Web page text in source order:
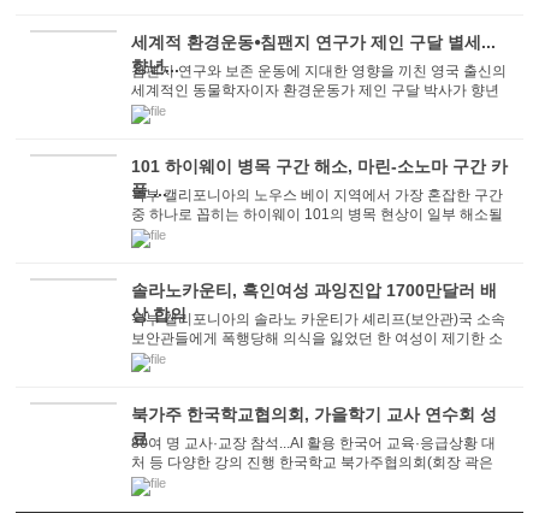
세계적 환경운동⦁침팬지 연구가 제인 구달 별세...
향년...
침팬지 연구와 보존 운동에 지대한 영향을 끼친 영국 출신의
세계적인 동물학자이자 환경운동가 제인 구달 박사가 향년
91세로 별세했다고 CBS, CNN, ABC 등 미 ...
101 하이웨이 병목 구간 해소, 마린-소노마 구간 카
풀 ...
북부 캘리포니아의 노우스 베이 지역에서 가장 혼잡한 구간
중 하나로 꼽히는 하이웨이 101의 병목 현상이 일부 해소될
전망이다. 캘리포니아 교통국(Caltrans)은...
솔라노카운티, 흑인여성 과잉진압 1700만달러 배
상 합의
북부 캘리포니아의 솔라노 카운티가 셰리프(보안관)국 소속
보안관들에게 폭행당해 의식을 잃었던 한 여성이 제기한 소
송에서 1,700만 달러(약 228억 원)를 배상...
북가주 한국학교협의회, 가을학기 교사 연수회 성
료
80여 명 교사·교장 참석...AI 활용 한국어 교육·응급상황 대
처 등 다양한 강의 진행 한국학교 북가주협의회(회장 곽은
아)는 27일 트라이밸리교회...